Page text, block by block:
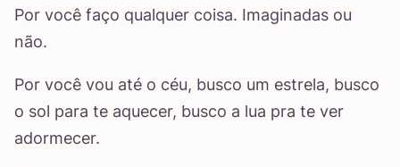
Por você faço qualquer coisa. Imaginadas ou
não.
Por você vou até o céu, busco um estrela, busco
o sol para te aquecer, busco a lua pra te ver
adormecer.